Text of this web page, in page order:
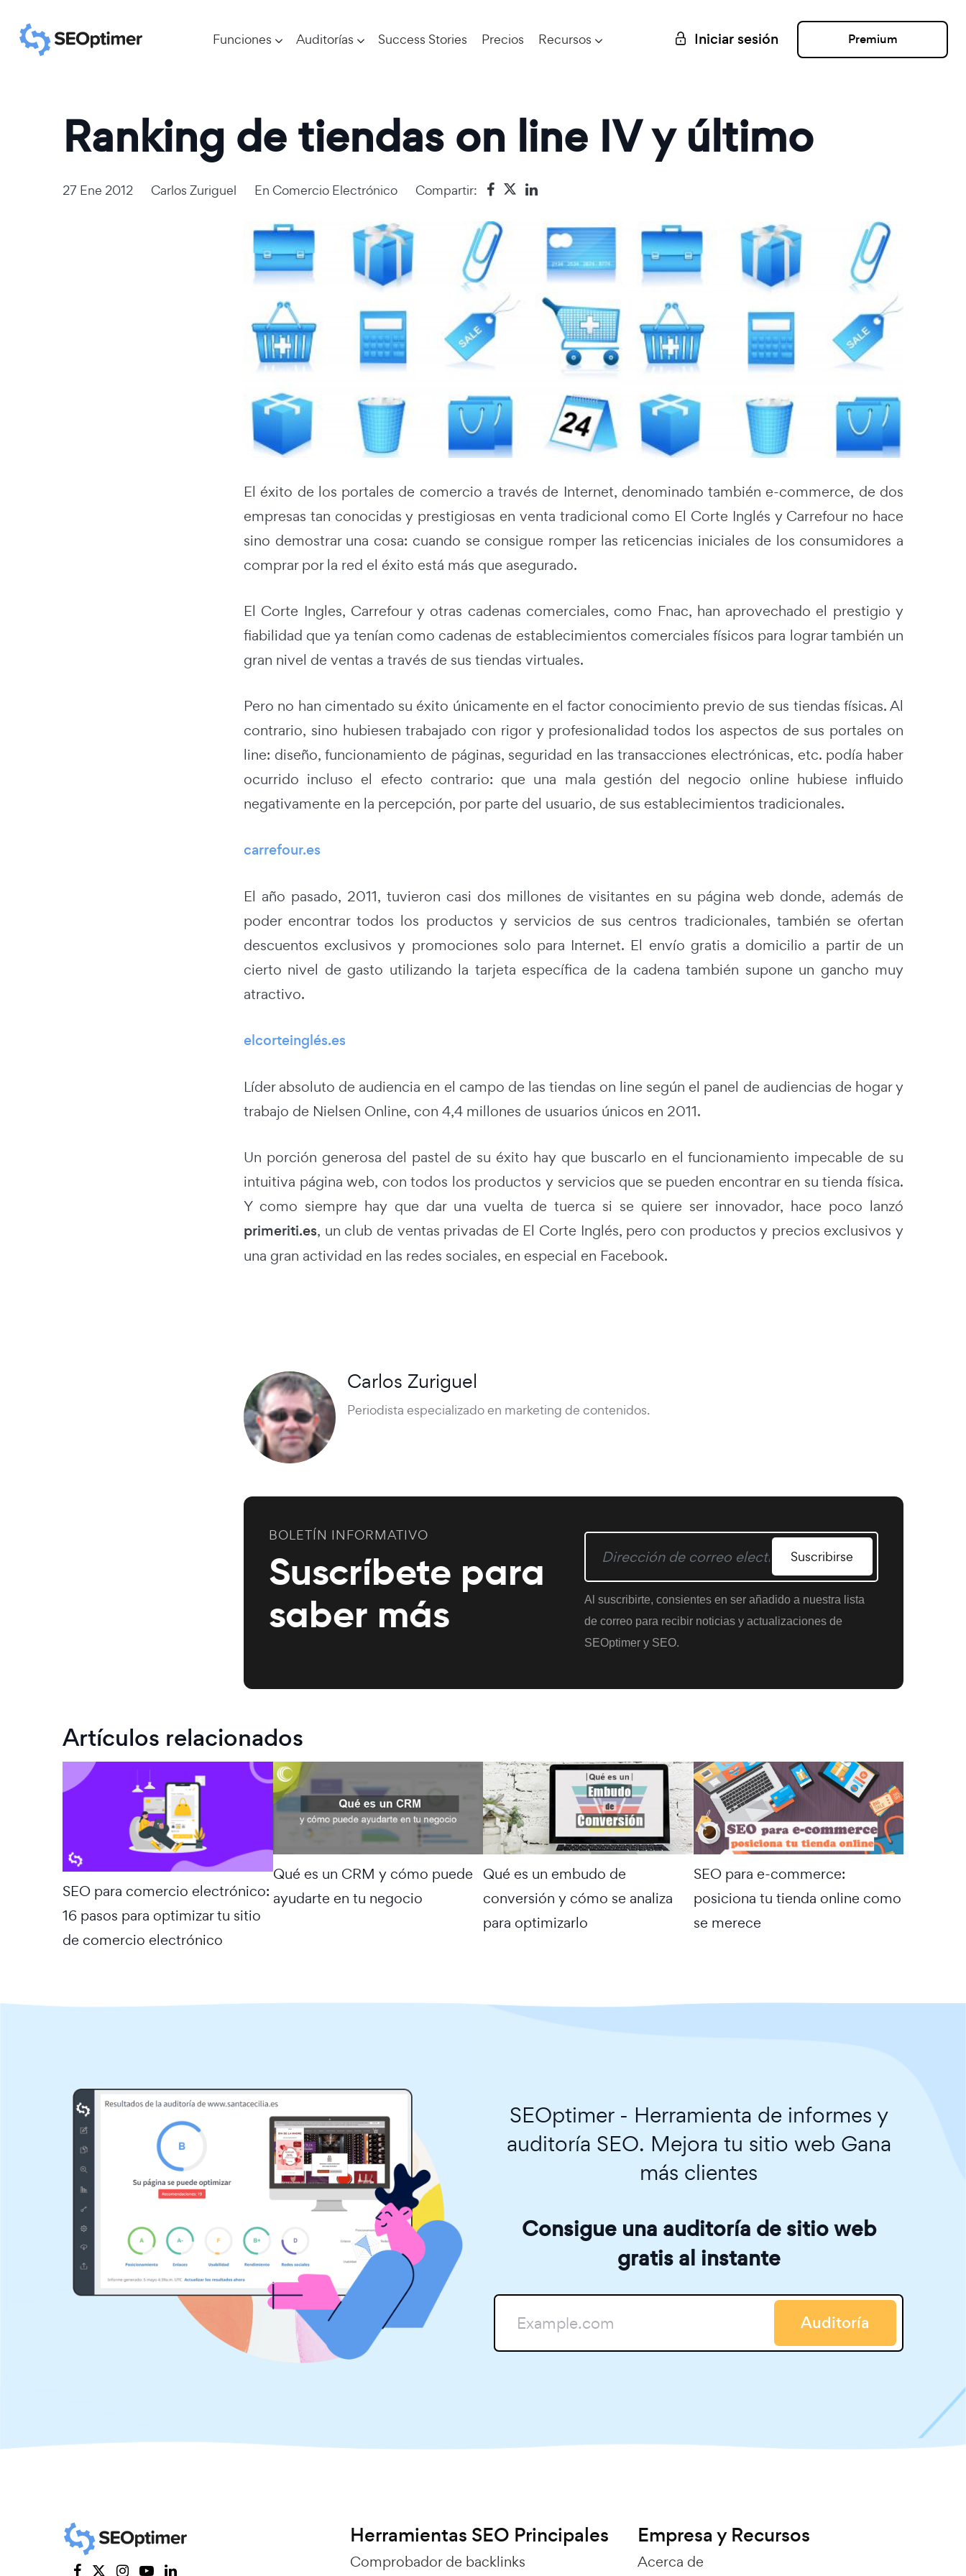
Funciones Auditorías Success Stories Precios Recursos Iniciar sesión Premium
Ranking de tiendas on line IV y último
27 Ene 2012 Carlos Zuriguel En Comercio Electrónico Compartir:
El éxito de los portales de comercio a través de Internet, denominado también e-commerce, de dos
empresas tan conocidas y prestigiosas en venta tradicional como El Corte Inglés y Carrefour no hace
sino demostrar una cosa: cuando se consigue romper las reticencias iniciales de los consumidores a
comprar por la red el éxito está más que asegurado.
El Corte Ingles, Carrefour y otras cadenas comerciales, como Fnac, han aprovechado el prestigio y
fiabilidad que ya tenían como cadenas de establecimientos comerciales físicos para lograr también un
gran nivel de ventas a través de sus tiendas virtuales.
Pero no han cimentado su éxito únicamente en el factor conocimiento previo de sus tiendas físicas. Al
contrario, sino hubiesen trabajado con rigor y profesionalidad todos los aspectos de sus portales on
line: diseño, funcionamiento de páginas, seguridad en las transacciones electrónicas, etc. podía haber
ocurrido incluso el efecto contrario: que una mala gestión del negocio online hubiese influido
negativamente en la percepción, por parte del usuario, de sus establecimientos tradicionales.
carrefour.es
El año pasado, 2011, tuvieron casi dos millones de visitantes en su página web donde, además de
poder encontrar todos los productos y servicios de sus centros tradicionales, también se ofertan
descuentos exclusivos y promociones solo para Internet. El envío gratis a domicilio a partir de un
cierto nivel de gasto utilizando la tarjeta específica de la cadena también supone un gancho muy
atractivo.
elcorteinglés.es
Líder absoluto de audiencia en el campo de las tiendas on line según el panel de audiencias de hogar y
trabajo de Nielsen Online, con 4,4 millones de usuarios únicos en 2011.
Un porción generosa del pastel de su éxito hay que buscarlo en el funcionamiento impecable de su
intuitiva página web, con todos los productos y servicios que se pueden encontrar en su tienda física.
Y como siempre hay que dar una vuelta de tuerca si se quiere ser innovador, hace poco lanzó
primeriti.es, un club de ventas privadas de El Corte Inglés, pero con productos y precios exclusivos y
una gran actividad en las redes sociales, en especial en Facebook.
Carlos Zuriguel
Periodista especializado en marketing de contenidos.
BOLETÍN INFORMATIVO
Suscríbete para
saber más
Suscribirse
Al suscribirte, consientes en ser añadido a nuestra lista
de correo para recibir noticias y actualizaciones de
SEOptimer y SEO.
Artículos relacionados
SEO para comercio electrónico:
16 pasos para optimizar tu sitio
de comercio electrónico
Qué es un CRM y cómo puede
ayudarte en tu negocio
Qué es un embudo de
conversión y cómo se analiza
para optimizarlo
SEO para e-commerce:
posiciona tu tienda online como
se merece
SEOptimer - Herramienta de informes y
auditoría SEO. Mejora tu sitio web Gana
más clientes
Consigue una auditoría de sitio web
gratis al instante
Auditoría
Herramientas SEO Principales
Comprobador de backlinks
Empresa y Recursos
Acerca de